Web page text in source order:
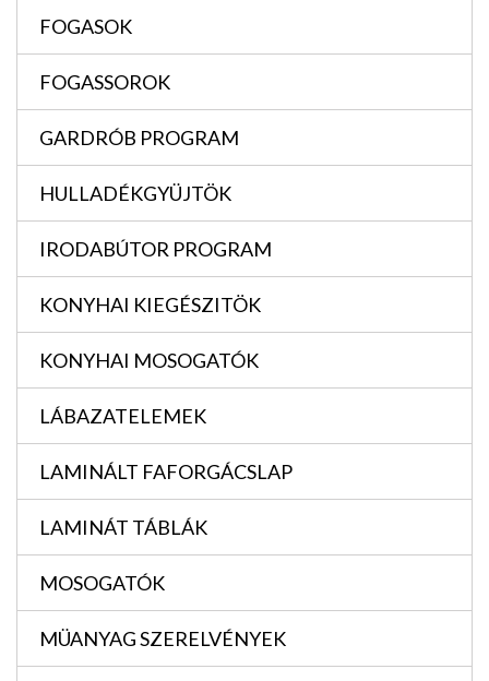
FOGASOK
FOGASSOROK
GARDRÓB PROGRAM
HULLADÉKGYÜJTÖK
IRODABÚTOR PROGRAM
KONYHAI KIEGÉSZITÖK
KONYHAI MOSOGATÓK
LÁBAZATELEMEK
LAMINÁLT FAFORGÁCSLAP
LAMINÁT TÁBLÁK
MOSOGATÓK
MÜANYAG SZERELVÉNYEK